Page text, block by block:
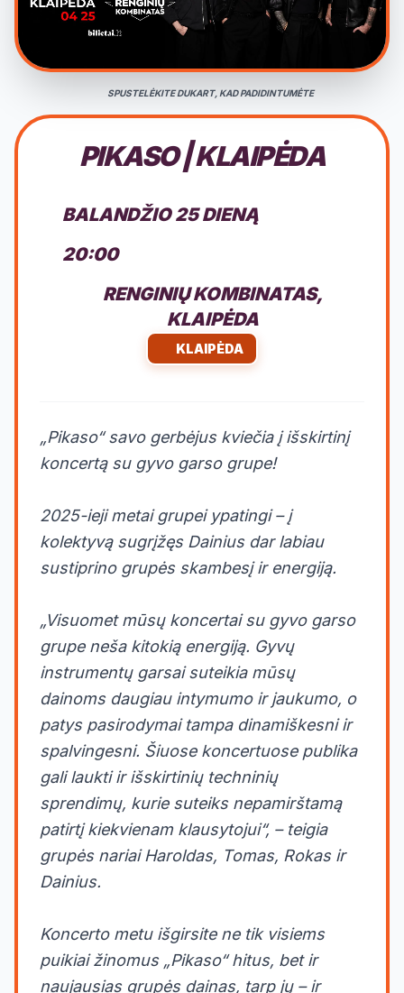
SPUSTELĖKITE DUKART, KAD PADIDINTUMĖTE
PIKASO | KLAIPĖDA
BALANDŽIO 25 DIENĄ
20:00
RENGINIŲ KOMBINATAS,
KLAIPĖDA
KLAIPĖDA
„Pikaso“ savo gerbėjus kviečia į išskirtinį
koncertą su gyvo garso grupe!
2025-ieji metai grupei ypatingi – į
kolektyvą sugrįžęs Dainius dar labiau
sustiprino grupės skambesį ir energiją.
„Visuomet mūsų koncertai su gyvo garso
grupe neša kitokią energiją. Gyvų
instrumentų garsai suteikia mūsų
dainoms daugiau intymumo ir jaukumo, o
patys pasirodymai tampa dinamiškesni ir
spalvingesni. Šiuose koncertuose publika
gali laukti ir išskirtinių techninių
sprendimų, kurie suteiks nepamirštamą
patirtį kiekvienam klausytojui“, – teigia
grupės nariai Haroldas, Tomas, Rokas ir
Dainius.
Koncerto metu išgirsite ne tik visiems
puikiai žinomus „Pikaso“ hitus, bet ir
naujausias grupės dainas, tarp jų – ir